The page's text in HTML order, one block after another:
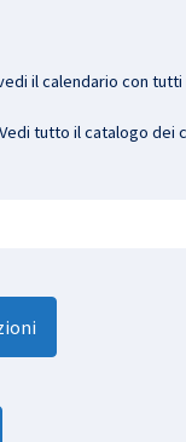
il calendario con tutti
Vedi tutto il catalogo dei